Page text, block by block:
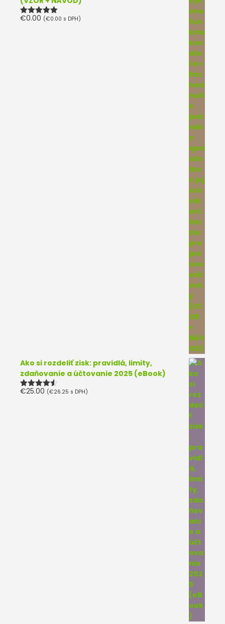
Hodnotenie
€0.00 (€0.00 s DPH)
Ako si rozdeliť zisk: pravidlá, limity,
zdaňovanie a účtovanie 2025 (eBook)
Hodnotenie
€25.00 (€26.25 s DPH)